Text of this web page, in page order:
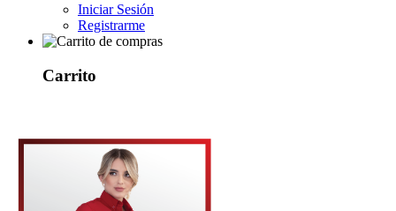
Iniciar Sesión
Registrarme
Carrito